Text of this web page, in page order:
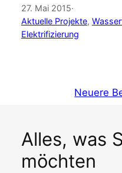
27. Mai 2015·
Aktuelle Projekte,
Elektrifizierung
Neuere
Alles, was
möchten